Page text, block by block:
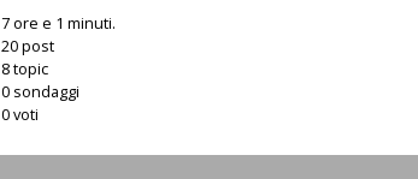
7 ore e 1 minuti.
20 post
8 topic
0 sondaggi
0 voti